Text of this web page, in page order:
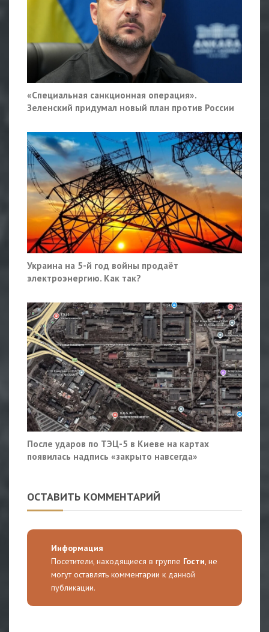
«Специальная санкционная операция».
Зеленский придумал новый план против России
Украина на 5-й год войны продаёт
электроэнергию. Как так?
После ударов по ТЭЦ-5 в Киеве на картах
появилась надпись «закрыто навсегда»
ОСТАВИТЬ КОММЕНТАРИЙ
Информация
Посетители, находящиеся в группе Гости, не
могут оставлять комментарии к данной
публикации.